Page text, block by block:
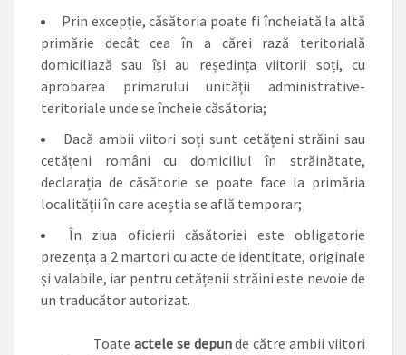
Prin excepție, căsătoria poate fi încheiată la altă
primărie decât cea în a cărei rază teritorială
domiciliază sau își au reședința viitorii soți, cu
aprobarea primarului unității administrative-
teritoriale unde se încheie căsătoria;
Dacă ambii viitori soți sunt cetățeni străini sau
cetățeni români cu domiciliul în străinătate,
declarația de căsătorie se poate face la primăria
localității în care aceștia se află temporar;
În ziua oficierii căsătoriei este obligatorie
prezența a 2 martori cu acte de identitate, originale
și valabile, iar pentru cetățenii străini este nevoie de
un traducător autorizat.
Toate actele se depunde către ambii viitori